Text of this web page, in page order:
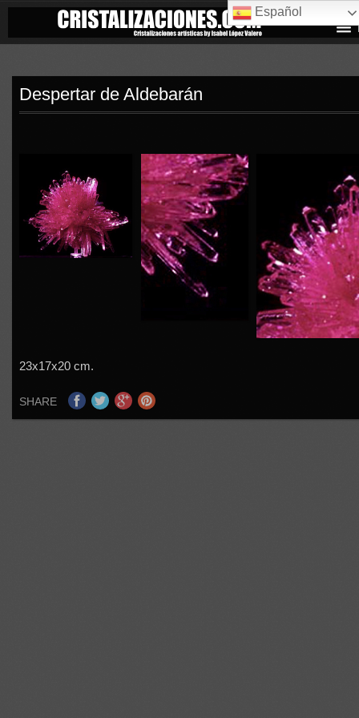
Despertar de Aldebarán
23x17x20 cm.
SHARE
Español